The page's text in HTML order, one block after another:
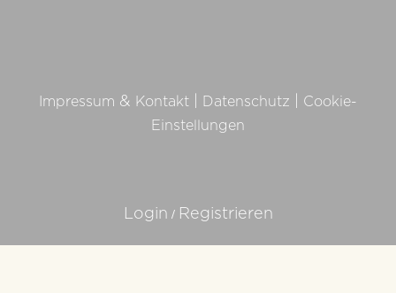
Impressum & Kontakt Datenschutz
Cookie-
Einstellungen
Login / Registrieren